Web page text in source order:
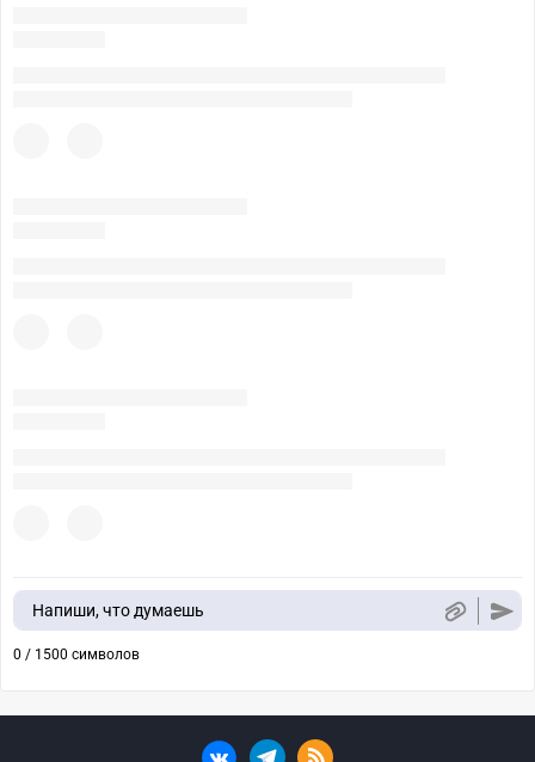
Напиши, что думаешь
0 / 1500 символов